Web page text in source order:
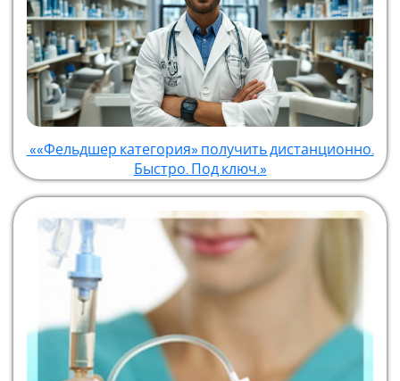
««Фельдшер категория» получить дистанционно.
Быстро. Под ключ.»